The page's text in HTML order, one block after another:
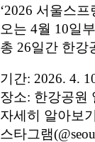
‘2026 서울스프
오는 4월 10일
총 26일간 한강
기간: 2026. 4.
장소: 한강공원
자세히 알아보
스타그램